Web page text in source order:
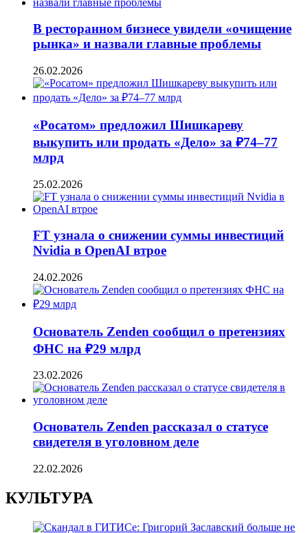
В ресторанном бизнесе увидели «очищение
рынка» и назвали главные проблемы
26.02.2026
«Росатом» предложил Шишкареву
выкупить или продать «Дело» за ₽74–77
млрд
25.02.2026
FT узнала о снижении суммы инвестиций
Nvidia в OpenAI втрое
24.02.2026
Основатель Zenden сообщил о претензиях
ФНС на ₽29 млрд
23.02.2026
Основатель Zenden рассказал о статусе
свидетеля в уголовном деле
22.02.2026
КУЛЬТУРА